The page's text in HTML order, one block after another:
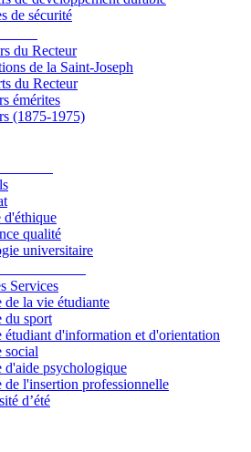
de sécurité
du Recteur
de la Saint-Joseph
du Recteur
émérites
(1875-1975)
d'éthique
qualité
universitaire
Services
de la vie étudiante
du sport
étudiant d'information et d'orientation
social
d'aide psychologique
de l'insertion professionnelle
d’été